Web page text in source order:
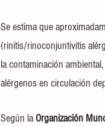
Se estima que
(rinitis/rinoconjuntivitis
la contaminación
alérgenos en circulación
Según la Organización